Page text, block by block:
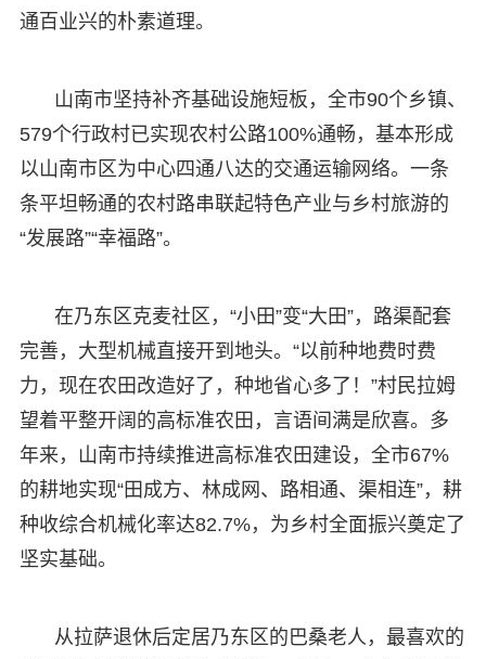
通百业兴的朴素道理。
山南市坚持补齐基础设施短板，全市90个乡镇、
579个行政村已实现农村公路100%通畅，基本形成
以山南市区为中心四通八达的交通运输网络。一条
条平坦畅通的农村路串联起特色产业与乡村旅游的
“发展路”“幸福路”。
在乃东区克麦社区，“小田”变“大田”，路渠配套
完善，大型机械直接开到地头。“以前种地费时费
力，现在农田改造好了，种地省心多了！”村民拉姆
望着平整开阔的高标准农田，言语间满是欣喜。多
年来，山南市持续推进高标准农田建设，全市67%
的耕地实现“田成方、林成网、路相通、渠相连”，耕
种收综合机械化率达82.7%，为乡村全面振兴奠定了
坚实基础。
从拉萨退休后定居乃东区的巴桑老人，最喜欢的